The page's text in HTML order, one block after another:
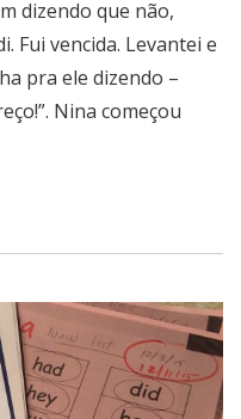
dizendo que não,
Fui vencida. Levantei e
pra ele dizendo –
Nina começou